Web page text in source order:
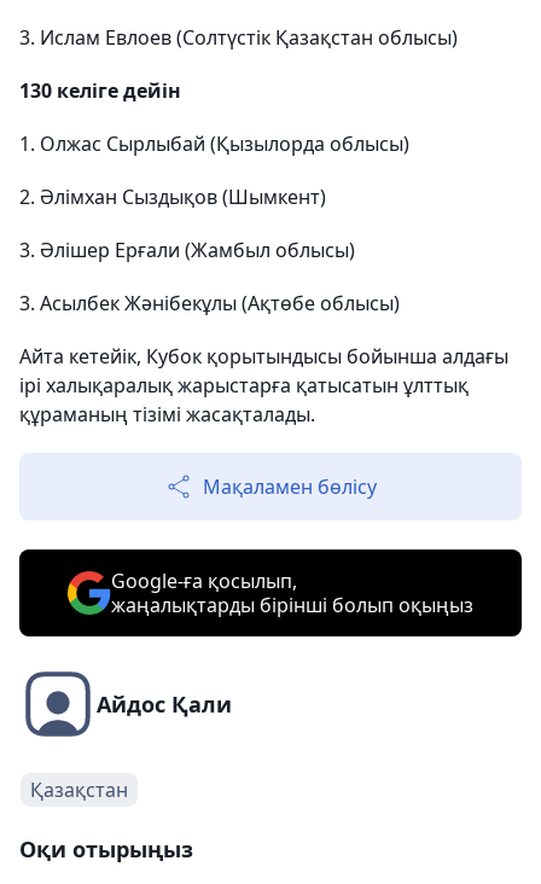
3. Ислам Евлоев (Солтүстік Қазақстан облысы)
130 келіге дейін
1. Олжас Сырлыбай (Қызылорда облысы)
2. Әлімхан Сыздықов (Шымкент)
3. Әлішер Ерғали (Жамбыл облысы)
3. Асылбек Жәнібекұлы (Ақтөбе облысы)
Айта кетейік, Кубок қорытындысы бойынша алдағы
ірі халықаралық жарыстарға қатысатын ұлттық
құраманың тізімі жасақталады.
Мақаламен бөлісу
Google-ға қосылып,
жаңалықтарды бірінші болып оқыңыз
Айдос Қали
Қазақстан
Оқи отырыңыз